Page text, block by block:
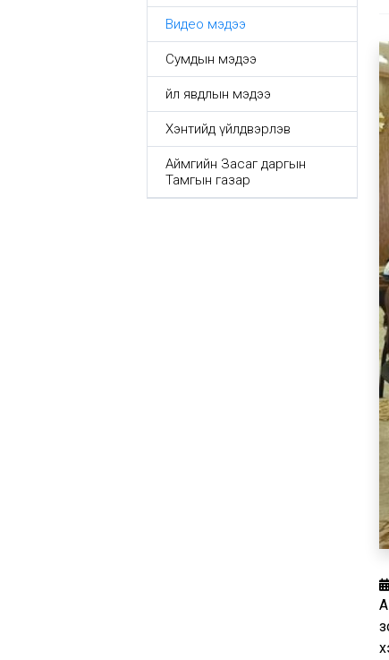
Видео мэдээ
Сумдын мэдээ
Үйл явдлын мэдээ
Хэнтийд үйлдвэрлэв
Аймгийн Засаг даргын
Тамгын газар